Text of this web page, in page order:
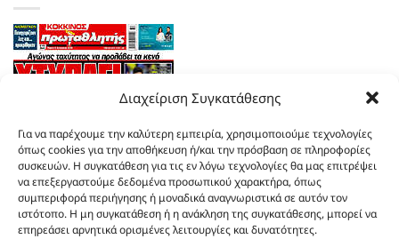
Διαχείριση Συγκατάθεσης
Για να παρέχουμε την καλύτερη εμπειρία, χρησιμοποιούμε τεχνολογίες
όπως cookies για την αποθήκευση ή/και την πρόσβαση σε πληροφορίες
συσκευών. Η συγκατάθεση για τις εν λόγω τεχνολογίες θα μας επιτρέψει
να επεξεργαστούμε δεδομένα προσωπικού χαρακτήρα, όπως
συμπεριφορά περιήγησης ή μοναδικά αναγνωριστικά σε αυτόν τον
ιστότοπο. Η μη συγκατάθεση ή η ανάκληση της συγκατάθεσης, μπορεί να
επηρεάσει αρνητικά ορισμένες λειτουργίες και δυνατότητες.